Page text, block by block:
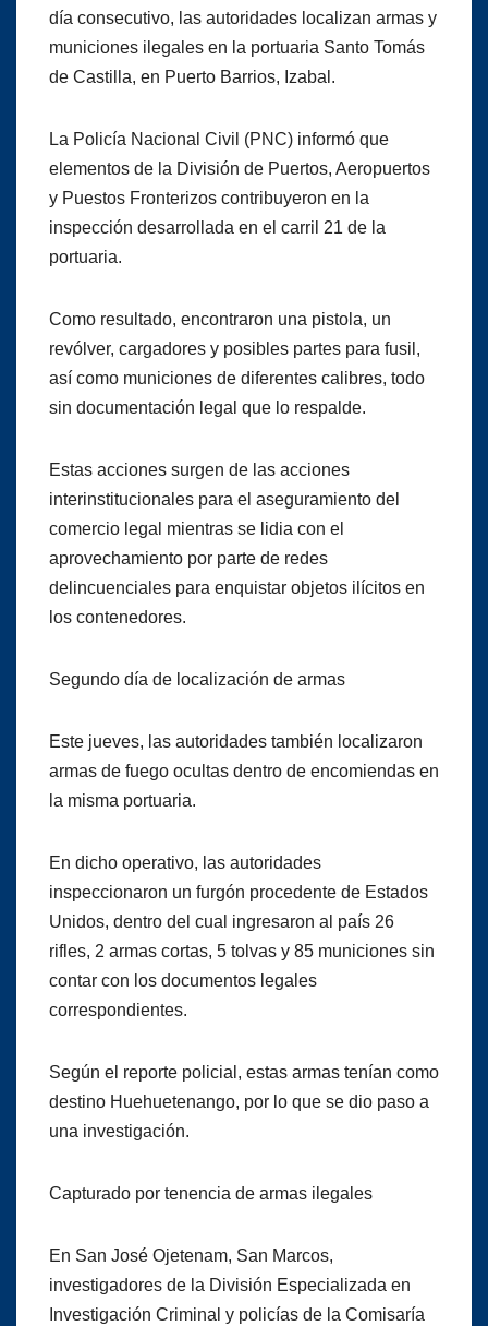
día consecutivo, las autoridades localizan armas y
municiones ilegales en la portuaria Santo Tomás
de Castilla, en Puerto Barrios, Izabal.
La Policía Nacional Civil (PNC) informó que
elementos de la División de Puertos, Aeropuertos
y Puestos Fronterizos contribuyeron en la
inspección desarrollada en el carril 21 de la
portuaria.
Como resultado, encontraron una pistola, un
revólver, cargadores y posibles partes para fusil,
así como municiones de diferentes calibres, todo
sin documentación legal que lo respalde.
Estas acciones surgen de las acciones
interinstitucionales para el aseguramiento del
comercio legal mientras se lidia con el
aprovechamiento por parte de redes
delincuenciales para enquistar objetos ilícitos en
los contenedores.
Segundo día de localización de armas
Este jueves, las autoridades también localizaron
armas de fuego ocultas dentro de encomiendas en
la misma portuaria.
En dicho operativo, las autoridades
inspeccionaron un furgón procedente de Estados
Unidos, dentro del cual ingresaron al país 26
rifles, 2 armas cortas, 5 tolvas y 85 municiones sin
contar con los documentos legales
correspondientes.
Según el reporte policial, estas armas tenían como
destino Huehuetenango, por lo que se dio paso a
una investigación.
Capturado por tenencia de armas ilegales
En San José Ojetenam, San Marcos,
investigadores de la División Especializada en
Investigación Criminal y policías de la Comisaría